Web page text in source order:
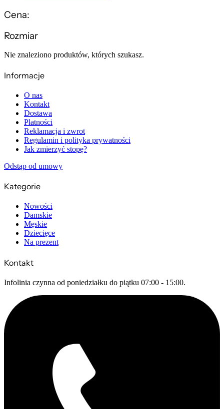
Cena:
Rozmiar
Nie znaleziono produktów, których szukasz.
Informacje
O nas
Kontakt
Dostawa
Płatności
Reklamacja i zwrot
Regulamin i polityka prywatności
Jak zmierzyć stopę?
Odstąp od umowy
Kategorie
Nowości
Damskie
Męskie
Dziecięce
Na prezent
Kontakt
Infolinia czynna od poniedziałku do piątku 07:00 - 15:00.